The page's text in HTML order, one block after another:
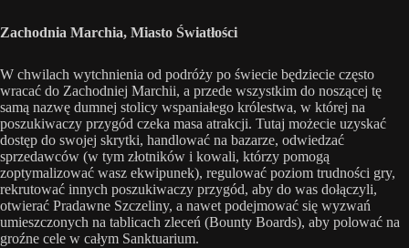
Zachodnia Marchia, Miasto Światłości
W chwilach wytchnienia od podróży po świecie będziecie często
wracać do Zachodniej Marchii, a przede wszystkim do noszącej tę
samą nazwę dumnej stolicy wspaniałego królestwa, w której na
poszukiwaczy przygód czeka masa atrakcji. Tutaj możecie uzyskać
dostęp do swojej skrytki, handlować na bazarze, odwiedzać
sprzedawców (w tym złotników i kowali, którzy pomogą
zoptymalizować wasz ekwipunek), regulować poziom trudności gry,
rekrutować innych poszukiwaczy przygód, aby do was dołączyli,
otwierać Pradawne Szczeliny, a nawet podejmować się wyzwań
umieszczonych na tablicach zleceń (Bounty Boards), aby polować na
groźne cele w całym Sanktuarium.